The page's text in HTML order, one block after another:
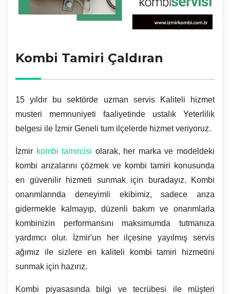
Kombi Tamiri Çaldıran
15 yıldır bu sektörde uzman servis Kaliteli hizmet
musteri memnuniyeti faaliyetinde ustalık Yeterlilik
belgesi ile İzmir Geneli tum ilçelerde hizmet veriyoruz.
İzmir kombi tamircisi olarak, her marka ve modeldeki
kombi arızalarını çözmek ve kombi tamiri konusunda
en güvenilir hizmeti sunmak için buradayız. Kombi
onarımlarında deneyimli ekibimiz, sadece arıza
gidermekle kalmayıp, düzenli bakım ve onarımlarla
kombinizin performansını maksimumda tutmanıza
yardımcı olur. İzmir'un her ilçesine yayılmış servis
ağımız ile sizlere en kaliteli kombi tamiri hizmetini
sunmak için hazırız.
Kombi piyasasında bilgi ve tecrübesi ile müşteri